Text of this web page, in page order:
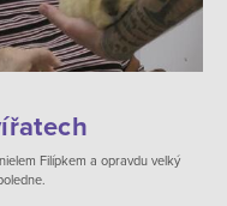
Filípkem a opravdu velký